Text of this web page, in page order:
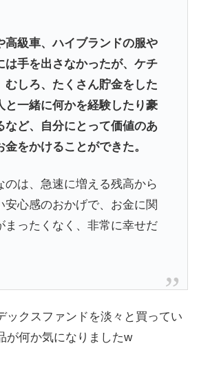
高級車、ハイブランドの服や
は手を出さなかったが、ケチ
むしろ、たくさん貯金をした
と一緒に何かを経験したり豪
など、自分にとって価値のあ
をかけることができた。
のは、急速に増える残高から
安心感のおかげで、お金に関
まったくなく、非常に幸せだ
ックスファンドを淡々と買ってい
が何か気になりましたw